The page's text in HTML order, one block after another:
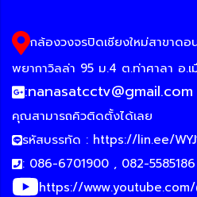
กล้องวงจรปิดเชียงใหม่สาขาดอ
พยากาวิลล่า 95 ม.4 ต.ท่าศาลา อ.
:nanasatcctv@gmail.com
คุณสามารถคิวติดตั้งได้เลย
รหัสบรรทัด : https://lin.ee/
: 086-6701900 , 082-5585186
https://